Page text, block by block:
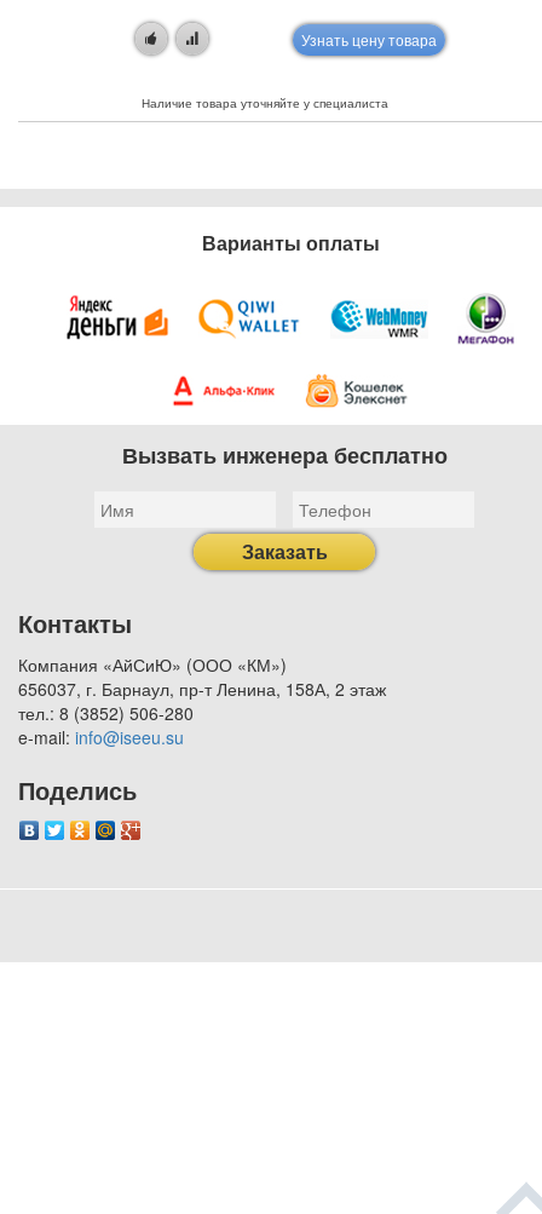
Узнать цену товара
Наличие товара уточняйте у специалиста
Варианты оплаты
Вызвать инженера бесплатно
Заказать
Контакты
Компания «АйСиЮ» (ООО «КМ»)
656037, г. Барнаул, пр-т Ленина, 158А, 2 этаж
тел.: 8 (3852) 506-280
e-mail: info@iseeu.su
Поделись